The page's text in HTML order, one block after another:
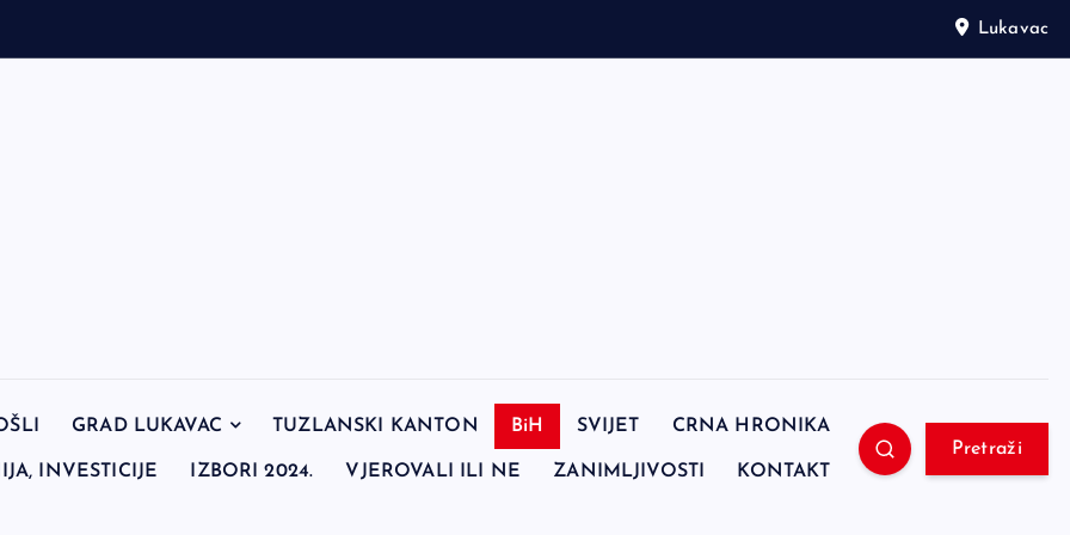
Lukavac
GRAD LUKAVAC TUZLANSKI KANTON BiH SVIJET CRNA HRONIKA
INVESTICIJE IZBORI 2024. VJEROVALI ILI NE ZANIMLJIVOSTI KONTAKT
Pretraži